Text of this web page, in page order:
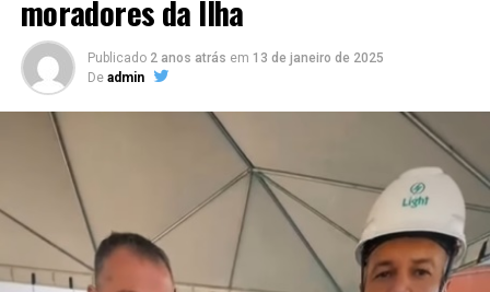
fortalecer o valor pessoal e a conquista por mais
autonomia.
“Minha intenção é inspirar profissionais a se
enxergarem para além dos cargos que ocupam e das
empresas onde atuam. Muitas vezes nos limitamos a
pensar na carreira apenas como uma sequência de
posições ou funções, esquecendo que ela é uma
construção muito maior, que envolve propósito,
impacto e crescimento pessoal”, comenta Mirella
Franco, autora do livro.
moradores da Ilha
Publicado 2 anos atrás em 13 de janeiro de 2025
De admin